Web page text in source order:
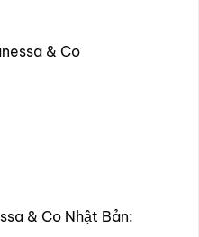
& Co
& Co Nhật Bản: